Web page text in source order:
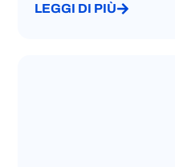
LEGGI DI PIÙ